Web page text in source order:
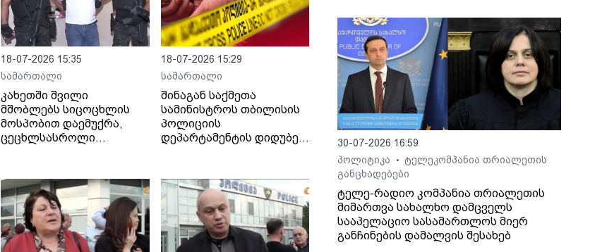
18-07-2026 15:35
სამართალი
კახეთში შვილი
მშობლებს სიცოცხლის
მოსპობით დაემუქრა,
ცეცხლსასროლი
შემთხვევის ადგილიდან
მიიმალა - პოლიციამ ის
დააკავა.
18-07-2026 15:29
სამართალი
შინაგან საქმეთა
სამინისტროს თბილისის
პოლიციის
დეპარტამენტის დიდუბე-
თანამშრომლებმა,
ძარცვისა და მუქარის
ბრალდებით ერთი პირი
ცხელ კვალზე დააკავეს.
30-07-2026 16:59
პოლიტიკა
•
ტელეკომპანია თრიალეთის
განცხადებები
ტელე-რადიო კომპანია თრიალეთის
მიმართვა სახალხო დამცველს
სააპელაციო სასამართლოს მიერ
განჩინების დამალვის შესახებ